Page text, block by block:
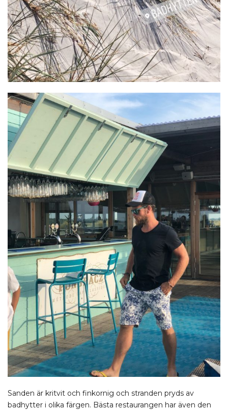
Sanden är kritvit och finkornig och stranden pryds av
badhytter i olika färgen. Bästa restaurangen har även den